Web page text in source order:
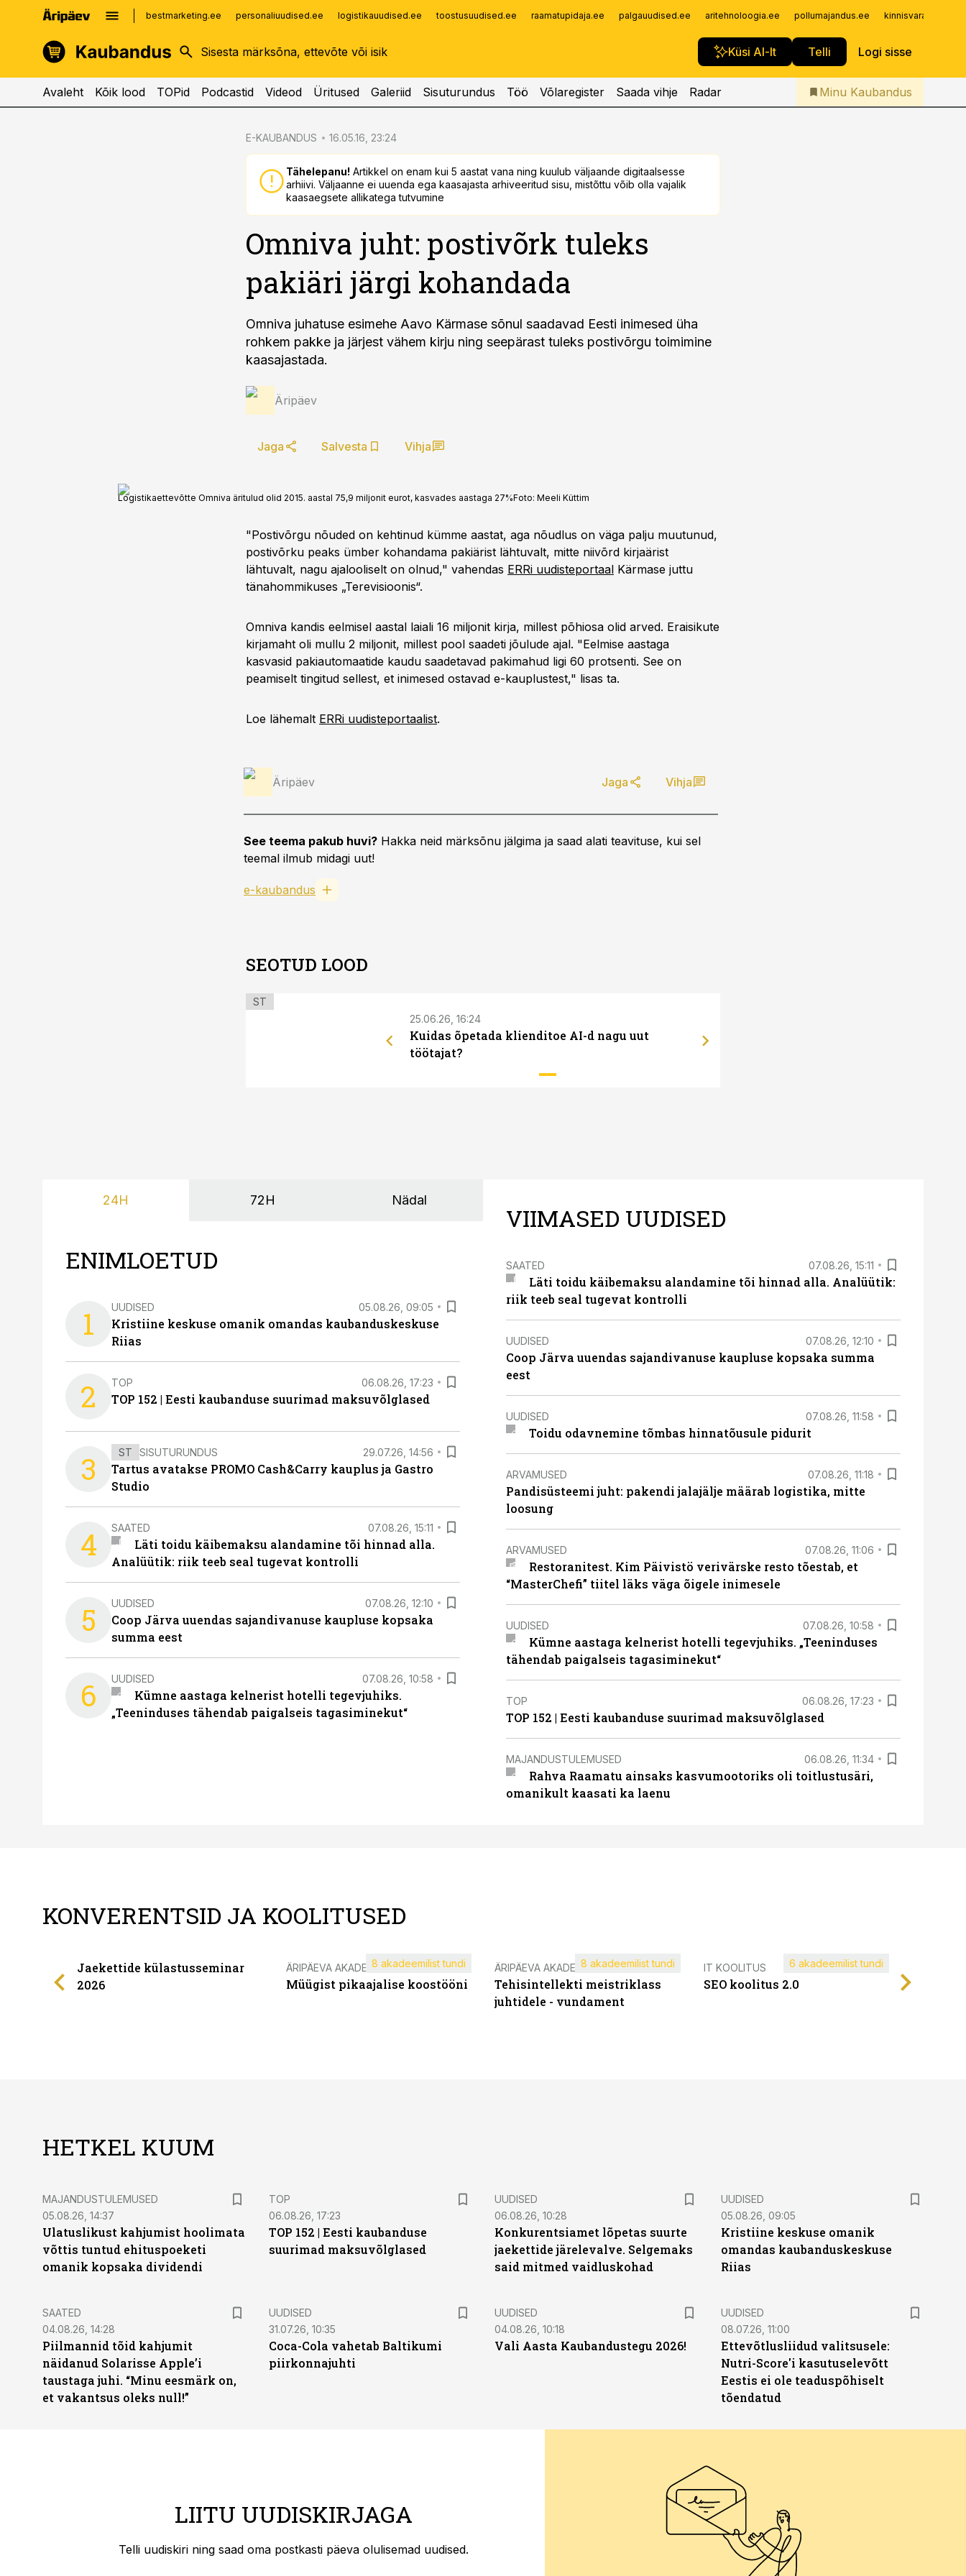
bestmarketing.ee personaliuudised.ee logistikauudised.ee toostusuudised.ee raamatupidaja.ee palgauudised.ee aritehnoloogia.ee pollumajandus.ee
Küsi AI-lt Telli Logi sisse
kinnisvarauudised.ee
logistikauudised.ee
imelineajalugu.ee
Infopank
Iseteenindus
Telli Kaubandus
Avaleht Kõik lood TOPid Podcastid Videod Üritused Galeriid Sisuturundus Töö Võlaregister Saada vihje Radar Minu Kaubandus
E-KAUBANDUS 16.05.16, 23:24
Tähelepanu! Artikkel on enam kui 5 aastat vana ning kuulub väljaande digitaalsesse
arhiivi. Väljaanne ei uuenda ega kaasajasta arhiveeritud sisu, mistõttu võib olla vajalik
kaasaegsete allikatega tutvumine
Omniva juht: postivõrk tuleks
pakiäri järgi kohandada
Omniva juhatuse esimehe Aavo Kärmase sõnul saadavad Eesti inimesed üha
rohkem pakke ja järjest vähem kirju ning seepärast tuleks postivõrgu toimimine
kaasajastada.
Äripäev
Jaga Salvesta Vihja
Logistikaettevõtte Omniva äritulud olid 2015. aastal 75,9 miljonit eurot, kasvades aastaga 27%Foto: Meeli Küttim
"Postivõrgu nõuded on kehtinud kümme aastat, aga nõudlus on väga palju muutunud,
postivõrku peaks ümber kohandama pakiärist lähtuvalt, mitte niivõrd kirjaärist
lähtuvalt, nagu ajalooliselt on olnud," vahendas ERRi uudisteportaal Kärmase juttu
tänahommikuses „Terevisioonis“.
Omniva kandis eelmisel aastal laiali 16 miljonit kirja, millest põhiosa olid arved. Eraisikute
kirjamaht oli mullu 2 miljonit, millest pool saadeti jõulude ajal. "Eelmise aastaga
kasvasid pakiautomaatide kaudu saadetavad pakimahud ligi 60 protsenti. See on
peamiselt tingitud sellest, et inimesed ostavad e-kauplustest," lisas ta.
Loe lähemalt ERRi uudisteportaalist.
Äripäev Jaga Vihja
See teema pakub huvi? Hakka neid märksõnu jälgima ja saad alati teavituse, kui sel
teemal ilmub midagi uut!
e-kaubandus
SEOTUD LOOD
ST
25.06.26, 16:24
Kuidas õpetada klienditoe AI-d nagu uut
töötajat?
24H 72H Nädal
ENIMLOETUD
1 UUDISED 05.08.26, 09:05
Kristiine keskuse omanik omandas kaubanduskeskuse
Riias
2 TOP 06.08.26, 17:23
TOP 152 | Eesti kaubanduse suurimad maksuvõlglased
3 ST SISUTURUNDUS 29.07.26, 14:56
Tartus avatakse PROMO Cash&Carry kauplus ja Gastro
Studio
4 SAATED 07.08.26, 15:11
Läti toidu käibemaksu alandamine tõi hinnad alla.
Analüütik: riik teeb seal tugevat kontrolli
5 UUDISED 07.08.26, 12:10
Coop Järva uuendas sajandivanuse kaupluse kopsaka
summa eest
6 UUDISED 07.08.26, 10:58
Kümne aastaga kelnerist hotelli tegevjuhiks.
„Teeninduses tähendab paigalseis tagasiminekut“
VIIMASED UUDISED
SAATED 07.08.26, 15:11
Läti toidu käibemaksu alandamine tõi hinnad alla. Analüütik:
riik teeb seal tugevat kontrolli
UUDISED 07.08.26, 12:10
Coop Järva uuendas sajandivanuse kaupluse kopsaka summa
eest
UUDISED 07.08.26, 11:58
Toidu odavnemine tõmbas hinnatõusule pidurit
ARVAMUSED 07.08.26, 11:18
Pandisüsteemi juht: pakendi jalajälje määrab logistika, mitte
loosung
ARVAMUSED 07.08.26, 11:06
Restoranitest. Kim Päivistö verivärske resto tõestab, et
“MasterChefi” tiitel läks väga õigele inimesele
UUDISED 07.08.26, 10:58
Kümne aastaga kelnerist hotelli tegevjuhiks. „Teeninduses
tähendab paigalseis tagasiminekut“
TOP 06.08.26, 17:23
TOP 152 | Eesti kaubanduse suurimad maksuvõlglased
MAJANDUSTULEMUSED 06.08.26, 11:34
Rahva Raamatu ainsaks kasvumootoriks oli toitlustusäri,
omanikult kaasati ka laenu
KONVERENTSID JA KOOLITUSED
Jaekettide külastusseminar
2026
ÄRIPÄEVA AKADEEMIA
Müügist pikaajalise koostööni
8 akadeemilist tundi ÄRIPÄEVA AKADEEMIA
Tehisintellekti meistriklass
juhtidele - vundament
8 akadeemilist tundi IT KOOLITUS
SEO koolitus 2.0
6 akadeemilist tundi
HETKEL KUUM
MAJANDUSTULEMUSED
05.08.26, 14:37
Ulatuslikust kahjumist hoolimata
võttis tuntud ehituspoeketi
omanik kopsaka dividendi
TOP
06.08.26, 17:23
TOP 152 | Eesti kaubanduse
suurimad maksuvõlglased
UUDISED
06.08.26, 10:28
Konkurentsiamet lõpetas suurte
jaekettide järelevalve. Selgemaks
said mitmed vaidluskohad
UUDISED
05.08.26, 09:05
Kristiine keskuse omanik
omandas kaubanduskeskuse
Riias
SAATED
04.08.26, 14:28
Piilmannid tõid kahjumit
näidanud Solarisse Apple’i
taustaga juhi. “Minu eesmärk on,
et vakantsus oleks null!”
UUDISED
31.07.26, 10:35
Coca-Cola vahetab Baltikumi
piirkonnajuhti
UUDISED
04.08.26, 10:18
Vali Aasta Kaubandustegu 2026!
UUDISED
08.07.26, 11:00
Ettevõtlusliidud valitsusele:
Nutri-Score'i kasutuselevõtt
Eestis ei ole teaduspõhiselt
tõendatud
LIITU UUDISKIRJAGA
Telli uudiskiri ning saad oma postkasti päeva olulisemad uudised.